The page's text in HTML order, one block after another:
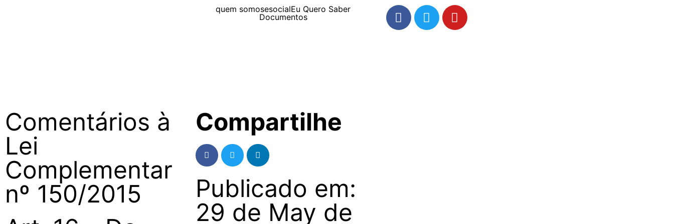
quem somosesocialEu Quero Saber
Documentos
Comentários à
Lei
Complementar
nº 150/2015
Compartilhe
Publicado em:
29 de May de